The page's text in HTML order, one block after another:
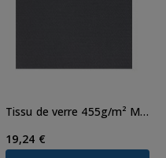
Tissu de verre 455g/m² M0
19,24 €